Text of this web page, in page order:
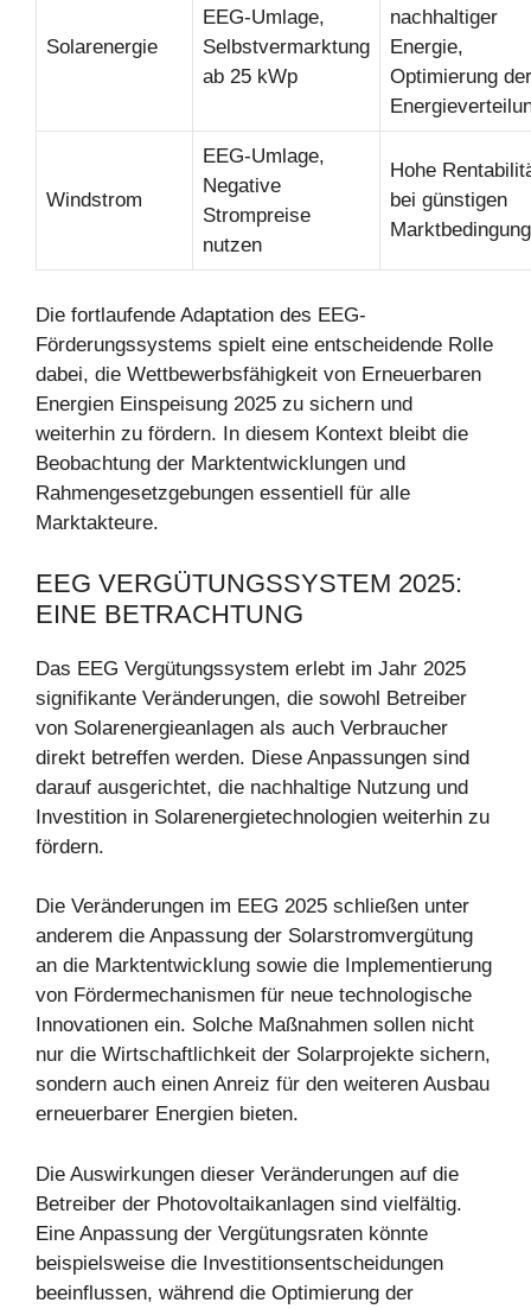
Solarenergie
EEG-Umlage,
Selbstvermarktung
ab 25 kWp
nachhaltiger
Energie,
Optimierung der
Windstrom
EEG-Umlage,
Negative
Strompreise
nutzen
Hohe
bei günstigen
Die fortlaufende Adaptation des EEG-
Förderungssystems spielt eine entscheidende Rolle
dabei, die Wettbewerbsfähigkeit von Erneuerbaren
Energien Einspeisung 2025 zu sichern und
weiterhin zu fördern. In diesem Kontext bleibt die
Beobachtung der Marktentwicklungen und
Rahmengesetzgebungen essentiell für alle
Marktakteure.
EEG VERGÜTUNGSSYSTEM 2025:
EINE BETRACHTUNG
Das EEG Vergütungssystem erlebt im Jahr 2025
signifikante Veränderungen, die sowohl Betreiber
von Solarenergieanlagen als auch Verbraucher
direkt betreffen werden. Diese Anpassungen sind
darauf ausgerichtet, die nachhaltige Nutzung und
Investition in Solarenergietechnologien weiterhin zu
fördern.
Die Veränderungen im EEG 2025 schließen unter
anderem die Anpassung der Solarstromvergütung
an die Marktentwicklung sowie die Implementierung
von Fördermechanismen für neue technologische
Innovationen ein. Solche Maßnahmen sollen nicht
nur die Wirtschaftlichkeit der Solarprojekte sichern,
sondern auch einen Anreiz für den weiteren Ausbau
erneuerbarer Energien bieten.
Die Auswirkungen dieser Veränderungen auf die
Betreiber der Photovoltaikanlagen sind vielfältig.
Eine Anpassung der Vergütungsraten könnte
beispielsweise die Investitionsentscheidungen
beeinflussen, während die Optimierung der